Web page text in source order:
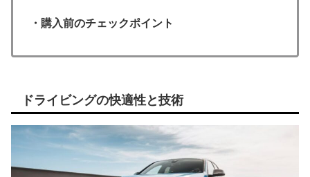
・購入前のチェックポイント
ドライビングの快適性と技術